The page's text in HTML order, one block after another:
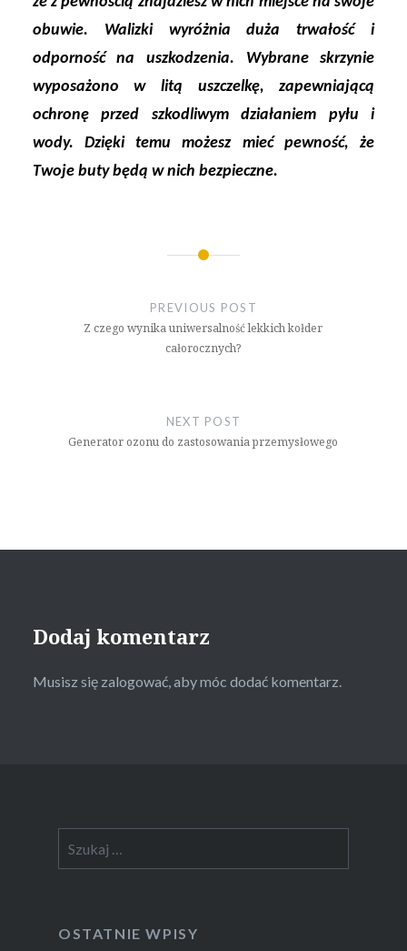
obuwie. Walizki wyróżnia duża trwałość i
odporność na uszkodzenia. Wybrane skrzynie
wyposażono w litą uszczelkę, zapewniającą
ochronę przed szkodliwym działaniem pyłu i
wody. Dzięki temu możesz mieć pewność, że
Twoje buty będą w nich bezpieczne.
PREVIOUS POST
Z czego wynika uniwersalność lekkich kołder
całorocznych?
NEXT POST
Generator ozonu do zastosowania przemysłowego
Dodaj komentarz
Musisz się zalogować, aby móc dodać komentarz.
OSTATNIE WPISY